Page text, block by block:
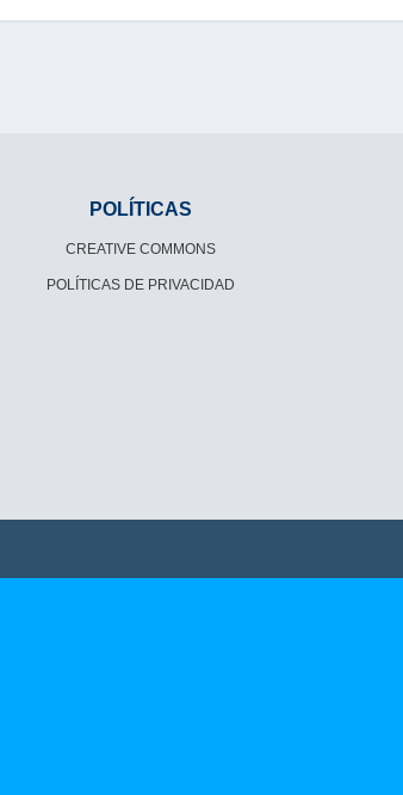
POLÍTICAS
CREATIVE COMMONS
POLÍTICAS DE PRIVACIDAD